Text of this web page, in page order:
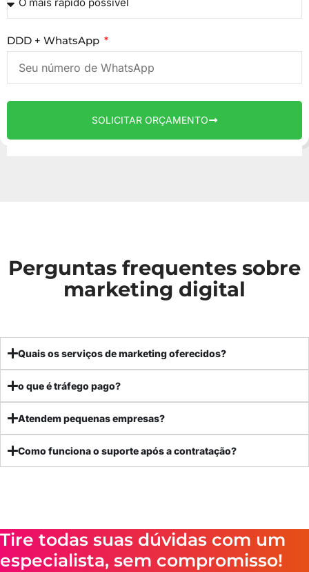
DDD + WhatsApp
SOLICITAR ORÇAMENTO
Perguntas frequentes sobre
marketing digital
Quais os serviços de marketing oferecidos?
o que é tráfego pago?
Atendem pequenas empresas?
Como funciona o suporte após a contratação?
Tire todas suas dúvidas com um
especialista, sem compromisso!